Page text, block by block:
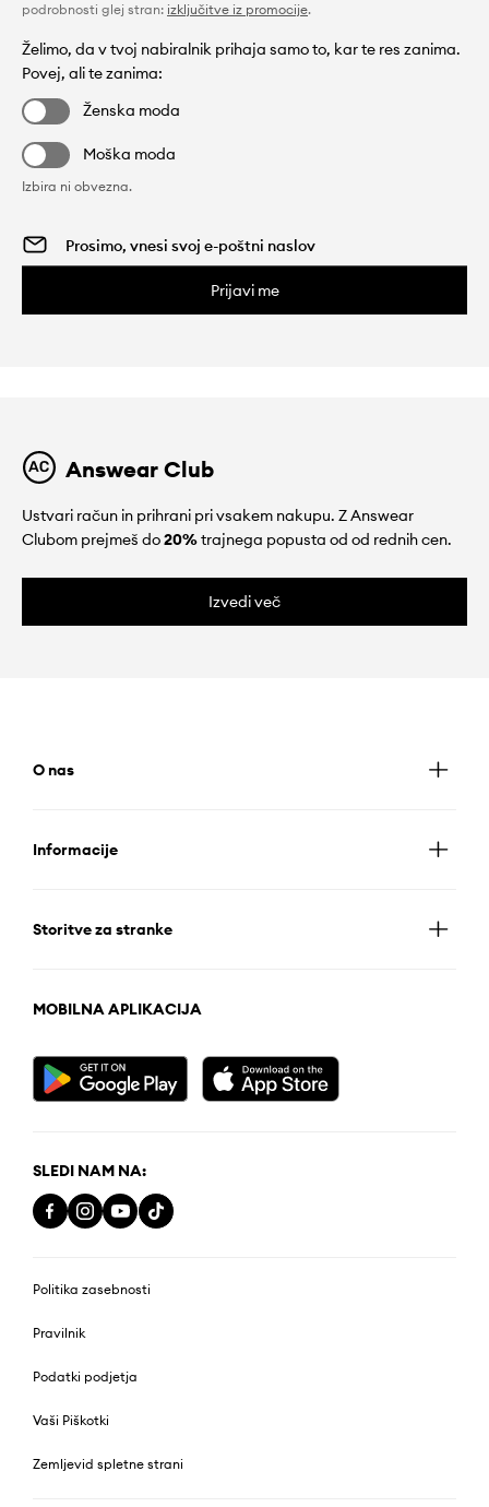
podrobnosti glej stran: izključitve iz promocije.
Želimo, da v tvoj nabiralnik prihaja samo to, kar te res zanima.
Povej, ali te zanima:
Ženska moda
Moška moda
Izbira ni obvezna.
Prijavi me
Answear Club
Ustvari račun in prihrani pri vsakem nakupu. Z Answear
Clubom prejmeš do20%trajnega popusta od od rednih cen.
Izvedi več
O nas
Informacije
Storitve za stranke
MOBILNA APLIKACIJA
SLEDI NAM NA:
Politika zasebnosti
Pravilnik
Podatki podjetja
Vaši Piškotki
Zemljevid spletne strani